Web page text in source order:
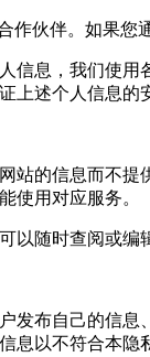
伙伴。如果您通
息，我们使用各
上述个人信息的
的信息而不提供
使用对应服务。
随时查阅或编辑
布自己的信息、
息以不符合本隐